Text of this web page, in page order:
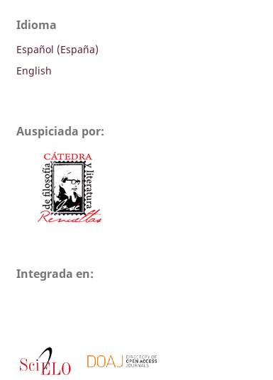
Idioma
Español (España)
English
Auspiciada por:
Integrada en: